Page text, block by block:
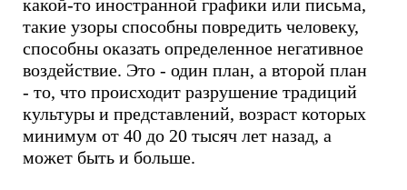
какой-то иностранной графики или письма,
такие узоры способны повредить человеку,
способны оказать определенное негативное
воздействие. Это - один план, а второй план
- то, что происходит разрушение традиций
культуры и представлений, возраст которых
минимум от 40 до 20 тысяч лет назад, а
может быть и больше.